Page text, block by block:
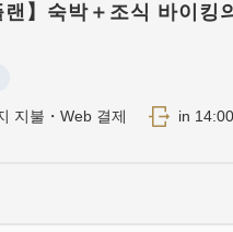
랜】숙박＋조식 바이
지불・Web 결제 in